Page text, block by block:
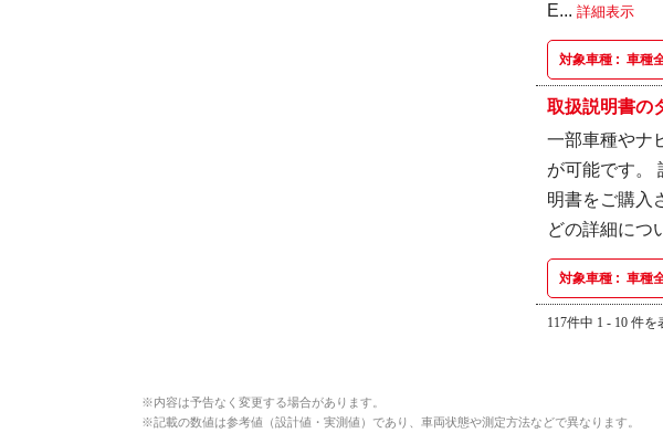
E... 詳細表示
対象車種 : 車種
取扱説明書の
一部車種やナ
が可能です。
明書をご購入
どの詳細につ
対象車種 : 車種
117件中 1 - 10 件を
※内容は予告なく変更する場合があります。
※記載の数値は参考値（設計値・実測値）であり、車両状態や測定方法などで異なります。